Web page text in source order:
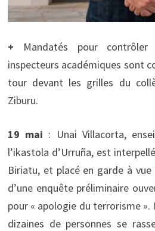
+ Mandatés pour contrôler
inspecteurs académiques sont
tour devant les grilles du
Ziburu.
19 mai : Unai Villacorta,
l’ikastola d’Urruña, est
Biriatu, et placé en garde à
d’une enquête préliminaire
pour « apologie du terrorisme ».
dizaines de personnes se